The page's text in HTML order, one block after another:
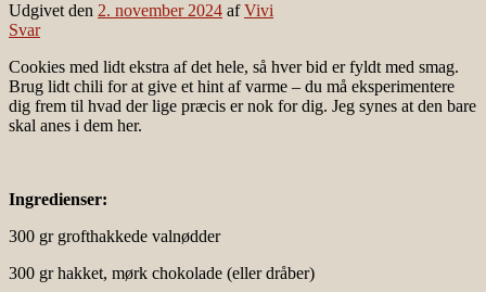
Udgivet den 2. november 2024 afVivi
Svar
Cookies med lidt ekstra af det hele, så hver bid er fyldt med smag.
Brug lidt chili for at give et hint af varme – du må eksperimentere
dig frem til hvad der lige præcis er nok for dig. Jeg synes at den bare
skal anes i dem her.
Ingredienser:
300 gr grofthakkede valnødder
300 gr hakket, mørk chokolade (eller dråber)